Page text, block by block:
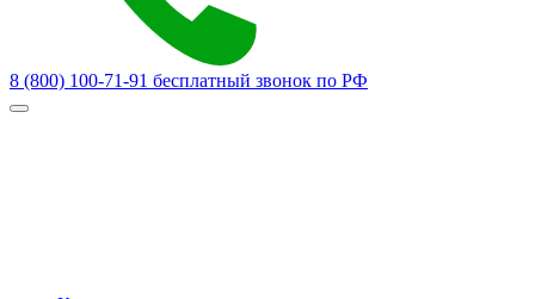
8 (800) 100-71-91 бесплатный звонок по РФ